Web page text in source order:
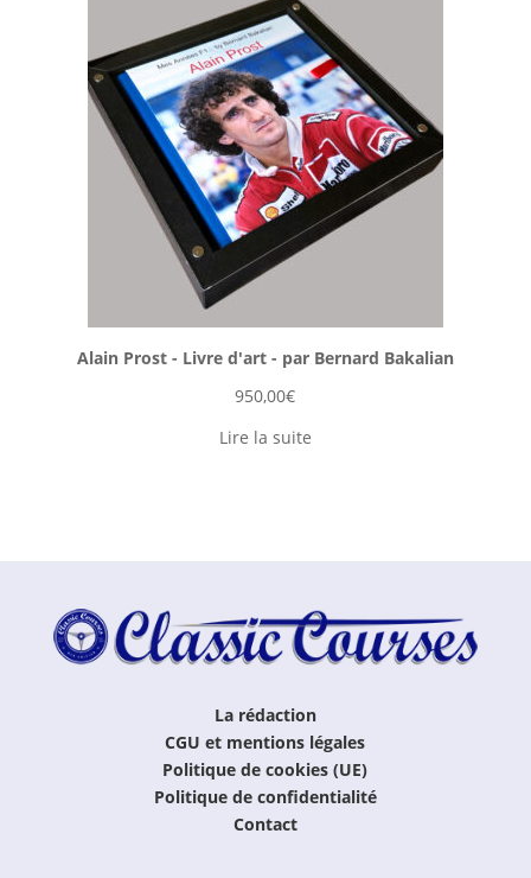
Alain Prost - Livre d'art - par Bernard Bakalian
950,00€
Lire la suite
La rédaction
CGU et mentions légales
Politique de cookies (UE)
Politique de confidentialité
Contact